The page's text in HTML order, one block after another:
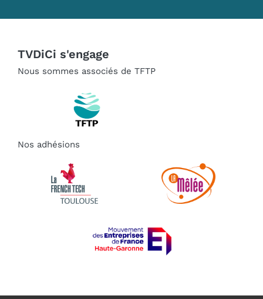
TVDiCi s'engage
Nous sommes associés de TFTP
Nos adhésions